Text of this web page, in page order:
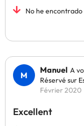
No he
Manuel A
Réservé sur
Février 2020
Excellent